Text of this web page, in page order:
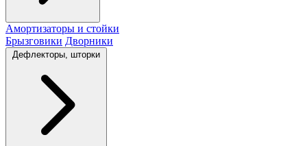
Амортизаторы и стойки
Брызговики Дворники
Дефлекторы, шторки